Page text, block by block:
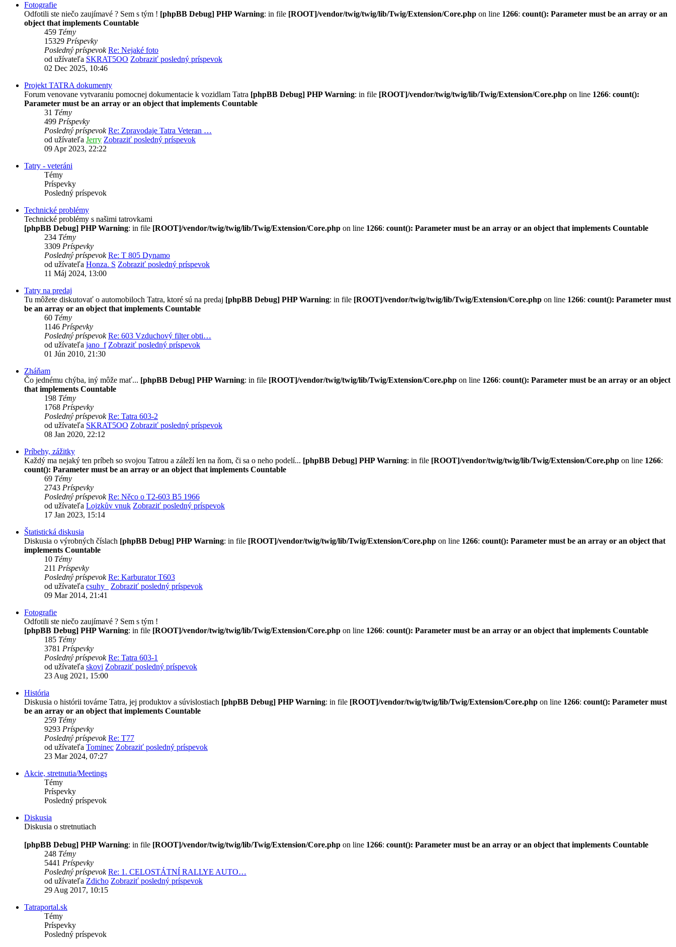
Fotografie
Odfotili ste niečo zaujímavé ? Sem s tým ! [phpBB Debug] PHP Warning: in file [ROOT]/vendor/twig/twig/lib/Twig/Extension/Core.php on line 1266: count(): Parameter must be an array or an
object that implements Countable
459 Témy
15329 Príspevky
Posledný príspevok Re: Nejaké foto
od užívateľa SKRAT5OO Zobraziť posledný príspevok
02 Dec 2025, 10:46
Projekt TATRA dokumenty
Forum venovane vytvaraniu pomocnej dokumentacie k vozidlam Tatra [phpBB Debug] PHP Warning: in file [ROOT]/vendor/twig/twig/lib/Twig/Extension/Core.php on line 1266: count():
Parameter must be an array or an object that implements Countable
31 Témy
499 Príspevky
Posledný príspevok Re: Zpravodaje Tatra Veteran …
od užívateľa Jerry Zobraziť posledný príspevok
09 Apr 2023, 22:22
Tatry - veteráni
Témy
Príspevky
Posledný príspevok
Technické problémy
Technické problémy s našimi tatrovkami
[phpBB Debug] PHP Warning: in file [ROOT]/vendor/twig/twig/lib/Twig/Extension/Core.php on line 1266: count(): Parameter must be an array or an object that implements Countable
234 Témy
3309 Príspevky
Posledný príspevok Re: T 805 Dynamo
od užívateľa Honza. S Zobraziť posledný príspevok
11 Máj 2024, 13:00
Tatry na predaj
Tu môžete diskutovať o automobiloch Tatra, ktoré sú na predaj [phpBB Debug] PHP Warning: in file [ROOT]/vendor/twig/twig/lib/Twig/Extension/Core.php on line 1266: count(): Parameter must
be an array or an object that implements Countable
60 Témy
1146 Príspevky
Posledný príspevok Re: 603 Vzduchový filter obti…
od užívateľa jano_f Zobraziť posledný príspevok
01 Jún 2010, 21:30
Zháňam
Čo jednému chýba, iný môže mať... [phpBB Debug] PHP Warning: in file [ROOT]/vendor/twig/twig/lib/Twig/Extension/Core.php on line 1266: count(): Parameter must be an array or an object
that implements Countable
198 Témy
1768 Príspevky
Posledný príspevok Re: Tatra 603-2
od užívateľa SKRAT5OO Zobraziť posledný príspevok
08 Jan 2020, 22:12
Príbehy, zážitky
Každý ma nejaký ten príbeh so svojou Tatrou a záleží len na ňom, či sa o neho podelí... [phpBB Debug] PHP Warning: in file [ROOT]/vendor/twig/twig/lib/Twig/Extension/Core.php on line 1266:
count(): Parameter must be an array or an object that implements Countable
69 Témy
2743 Príspevky
Posledný príspevok Re: Něco o T2-603 B5 1966
od užívateľa Lojzkův vnuk Zobraziť posledný príspevok
17 Jan 2023, 15:14
Štatistická diskusia
Diskusia o výrobných číslach [phpBB Debug] PHP Warning: in file [ROOT]/vendor/twig/twig/lib/Twig/Extension/Core.php on line 1266: count(): Parameter must be an array or an object that
implements Countable
10 Témy
211 Príspevky
Posledný príspevok Re: Karburator T603
od užívateľa csuhy_
Zobraziť posledný príspevok
09 Mar 2014, 21:41
Fotografie
Odfotili ste niečo zaujímavé ? Sem s tým !
[phpBB Debug] PHP Warning: in file [ROOT]/vendor/twig/twig/lib/Twig/Extension/Core.php on line 1266: count(): Parameter must be an array or an object that implements Countable
185 Témy
3781 Príspevky
Posledný príspevok Re: Tatra 603-1
od užívateľa skovi Zobraziť posledný príspevok
23 Aug 2021, 15:00
História
Diskusia o histórii továrne Tatra, jej produktov a súvislostiach [phpBB Debug] PHP Warning: in file [ROOT]/vendor/twig/twig/lib/Twig/Extension/Core.php on line 1266: count(): Parameter must
be an array or an object that implements Countable
259 Témy
9293 Príspevky
Posledný príspevok Re: T77
od užívateľa Tominec Zobraziť posledný príspevok
23 Mar 2024, 07:27
Akcie, stretnutia/Meetings
Témy
Príspevky
Posledný príspevok
Diskusia
Diskusia o stretnutiach
[phpBB Debug] PHP Warning: in file [ROOT]/vendor/twig/twig/lib/Twig/Extension/Core.php on line 1266: count(): Parameter must be an array or an object that implements Countable
248 Témy
5441 Príspevky
Posledný príspevok Re: 1. CELOSTÁTNÍ RALLYE AUTO…
od užívateľa Zdicho Zobraziť posledný príspevok
29 Aug 2017, 10:15
Tatraportal.sk
Témy
Príspevky
Posledný príspevok